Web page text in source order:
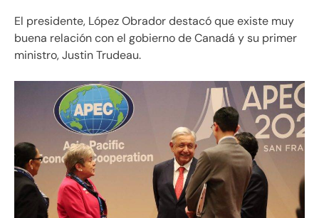
El presidente, López Obrador destacó que existe muy
buena relación con el gobierno de Canadá y su primer
ministro, Justin Trudeau.